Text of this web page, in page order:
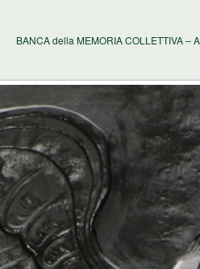
BANCA della MEMORIA COLLETTIVA –